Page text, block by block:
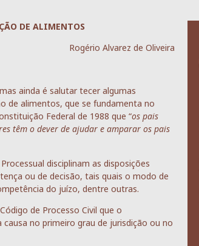
DE ALIMENTOS
Rogério Alvarez de Oliveira
ainda é salutar tecer algumas
de alimentos, que se fundamenta no
Federal de 1988 que “os pais
têm o dever de ajudar e amparar os pais
disciplinam as disposições
ou de decisão, tais quais o modo de
do juízo, dentre outras.
de Processo Civil que o
no primeiro grau de jurisdição ou no